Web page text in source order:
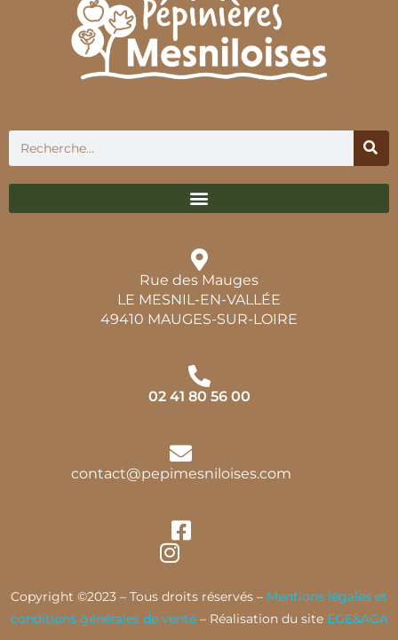
Rue des Mauges
LE MESNIL-EN-VALLÉE
49410 MAUGES-SUR-LOIRE
02 41 80 56 00
contact@pepimesniloises.com
Copyright ©2023 – Tous droits réservés – Mentions légales et
conditions générales de vente– Réalisation du site EGE&AGA